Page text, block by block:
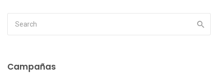
Campañas